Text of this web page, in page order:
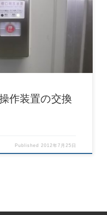
水） 排煙口の手動操作
。 ここで正しく稼働して
作装置の交換
Published 2012年7月25日